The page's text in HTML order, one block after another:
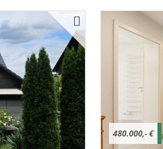
480.000,- €